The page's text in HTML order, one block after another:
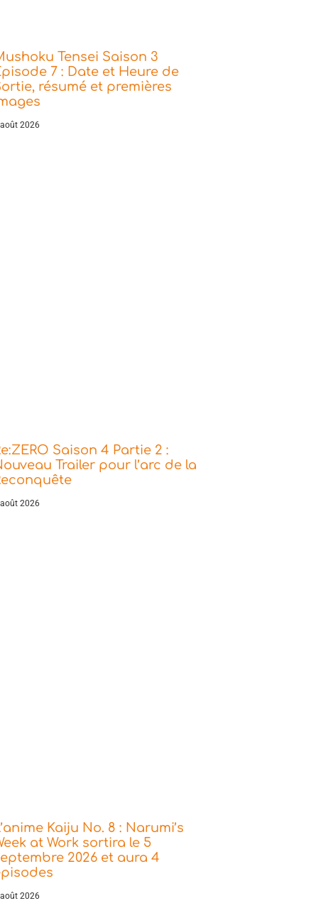
Tensei Saison 3
7 : Date et Heure de
résumé et premières
2026
Saison 4 Partie 2 :
Trailer pour l’arc de la
2026
Kaiju No. 8 : Narumi’s
at Work sortira le 5
2026 et aura 4
2026